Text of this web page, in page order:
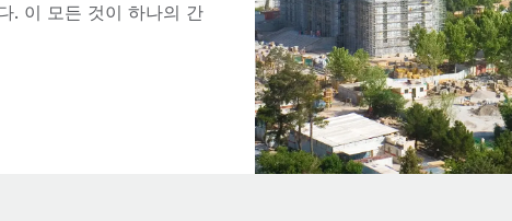
. 이 모든 것이 하나의 간